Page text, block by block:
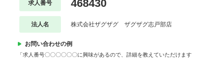
求人番号 468430
法人名 株式会社ザグザグ ザグザグ志戸部店
お問い合わせの例
「求人番号〇〇〇〇〇〇に興味があるので、詳細を教えていただけます